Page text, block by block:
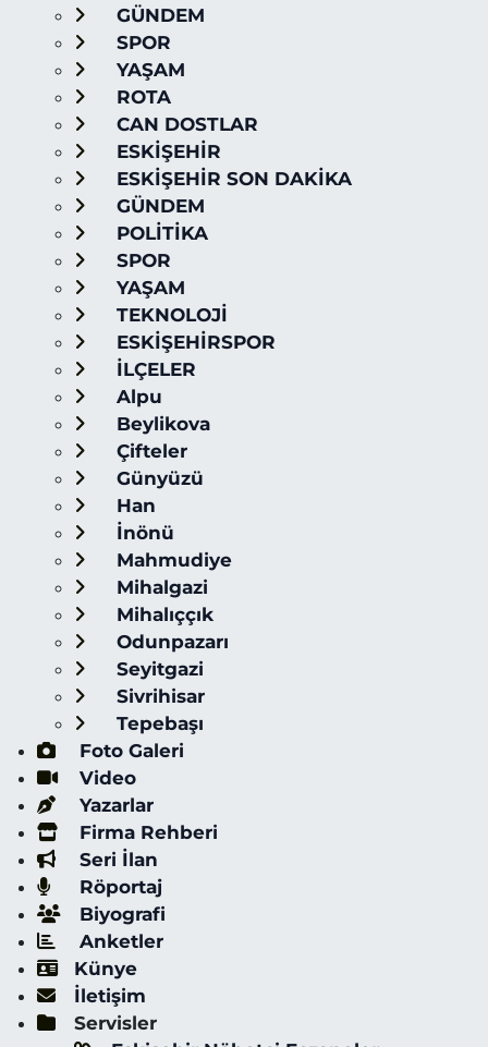
GÜNDEM
SPOR
YAŞAM
ROTA
CAN DOSTLAR
ESKİŞEHİR
ESKİŞEHİR SON DAKİKA
GÜNDEM
POLİTİKA
SPOR
YAŞAM
TEKNOLOJİ
ESKİŞEHİRSPOR
İLÇELER
Alpu
Beylikova
Çifteler
Günyüzü
Han
İnönü
Mahmudiye
Mihalgazi
Mihalıççık
Odunpazarı
Seyitgazi
Sivrihisar
Tepebaşı
Foto Galeri
Video
Yazarlar
Firma Rehberi
Seri İlan
Röportaj
Biyografi
Anketler
Künye
İletişim
Servisler